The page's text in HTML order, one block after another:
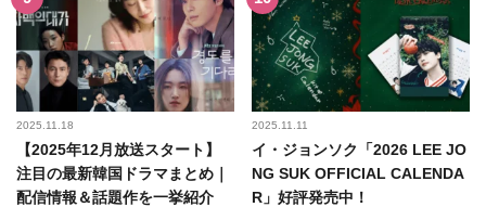
2025.11.18
【2025年12月放送スタート】
注目の最新韓国ドラマまとめ｜
配信情報＆話題作を一挙紹介
2025.11.11
イ・ジョンソク「2026 LEE JO
NG SUK OFFICIAL CALENDA
R」好評発売中！